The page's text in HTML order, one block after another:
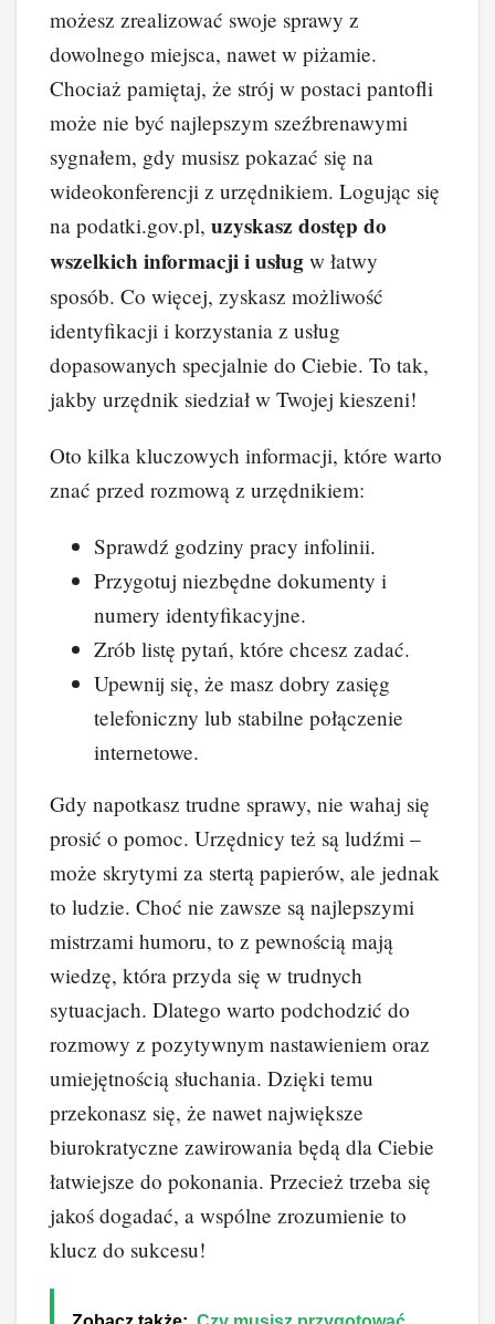
możesz zrealizować swoje sprawy z
dowolnego miejsca, nawet w piżamie.
Chociaż pamiętaj, że strój w postaci pantofli
może nie być najlepszym szeźbrenawymi
sygnałem, gdy musisz pokazać się na
wideokonferencji z urzędnikiem. Logując się
na podatki.gov.pl, uzyskasz dostęp do
wszelkich informacji i usług w łatwy
sposób. Co więcej, zyskasz możliwość
identyfikacji i korzystania z usług
dopasowanych specjalnie do Ciebie. To tak,
jakby urzędnik siedział w Twojej kieszeni!
Oto kilka kluczowych informacji, które warto
znać przed rozmową z urzędnikiem:
Sprawdź godziny pracy infolinii.
Przygotuj niezbędne dokumenty i
numery identyfikacyjne.
Zrób listę pytań, które chcesz zadać.
Upewnij się, że masz dobry zasięg
telefoniczny lub stabilne połączenie
internetowe.
Gdy napotkasz trudne sprawy, nie wahaj się
prosić o pomoc. Urzędnicy też są ludźmi –
może skrytymi za stertą papierów, ale jednak
to ludzie. Choć nie zawsze są najlepszymi
mistrzami humoru, to z pewnością mają
wiedzę, która przyda się w trudnych
sytuacjach. Dlatego warto podchodzić do
rozmowy z pozytywnym nastawieniem oraz
umiejętnością słuchania. Dzięki temu
przekonasz się, że nawet największe
biurokratyczne zawirowania będą dla Ciebie
łatwiejsze do pokonania. Przecież trzeba się
jakoś dogadać, a wspólne zrozumienie to
klucz do sukcesu!